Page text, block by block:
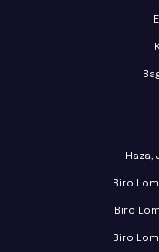
Haza,
Biro
Biro
Biro